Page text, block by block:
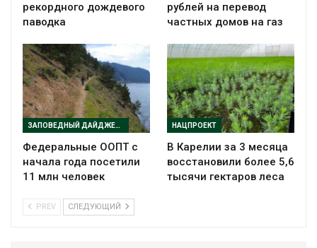
рекордного дождевого
паводка
рублей на перевод
частных домов на газ
ЗАПОВЕДНЫЙ ДАЙДЖЕСТ
Федеральные ООПТ с
начала года посетили
11 млн человек
НАЦПРОЕКТ
В Карелии за 3 месяца
восстановили более 5,6
тысячи гектаров леса
PREV СЛЕДУЮЩИЙ